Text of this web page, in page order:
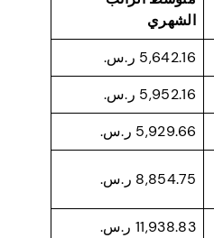
الشهري
5,642.16 ر.س.
5,952.16 ر.س.
5,929.66 ر.س.
8,854.75 ر.س.
11,938.83 ر.س.